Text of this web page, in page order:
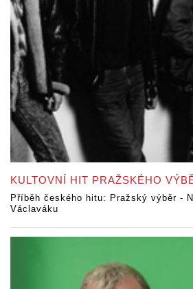
KULTOVNÍ HIT PRAŽSKÉHO
Příběh českého hitu: Pražský výběr -
Václaváku